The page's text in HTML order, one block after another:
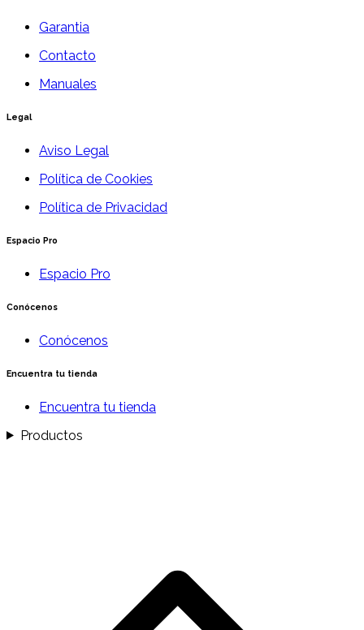
Garantia
Contacto
Manuales
Legal
Aviso Legal
Política de Cookies
Política de Privacidad
Espacio Pro
Espacio Pro
Conócenos
Conócenos
Encuentra tu tienda
Encuentra tu tienda
Productos